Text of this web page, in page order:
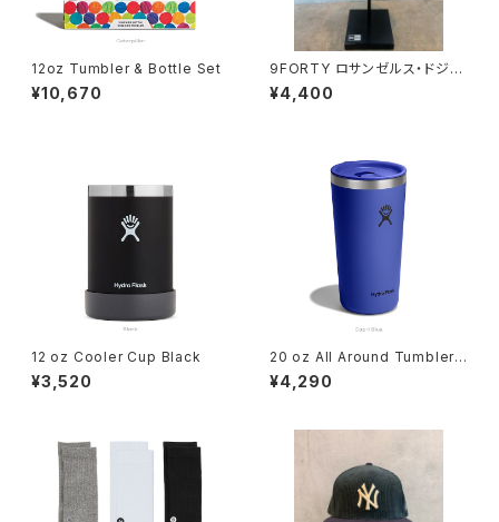
12oz Tumbler & Bottle Set
¥10,670
9FORTY ロサンゼルス・ドジャ
ース ブラック × ホワイト
¥4,400
12 oz Cooler Cup Black
¥3,520
20 oz All Around Tumbler
Capri Blue
¥4,290